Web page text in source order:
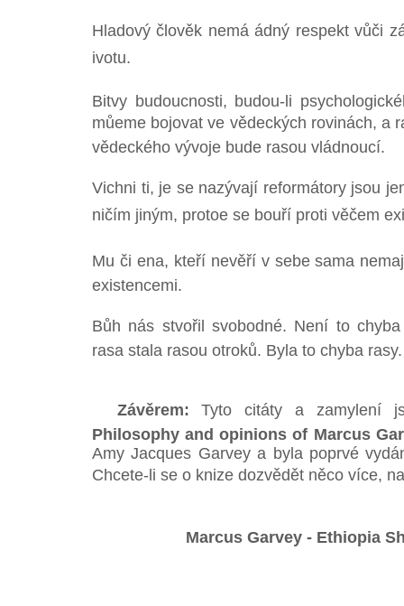
Hladový člověk nemá ádný respekt vůči
ivotu.
Bitvy budoucnosti, budou-li
můeme bojovat ve vědeckých rovinách, a
vědeckého vývoje bude rasou vládnoucí.
Vichni ti, je se nazývají reformátory jsou
ničím jiným, protoe se bouří proti věčem
Mu či ena, kteří nevěří v sebe sama
existencemi.
Bůh nás stvořil svobodné. Není to
rasa stala rasou otroků. Byla to chyba rasy.
Závěrem: Tyto citáty a zamylení
Philosophy and opinions of Marcus
Amy Jacques Garvey a byla poprvé
Chcete-li se o knize dozvědět něco více,
Marcus Garvey - Ethiopia